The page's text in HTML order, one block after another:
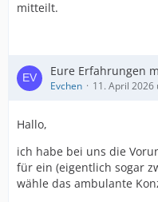
mitteilt.
Eure Erfahrungen
Evchen 11. April 2026
Hallo,
ich habe bei uns die
für ein (eigentlich sogar
wähle das ambulante